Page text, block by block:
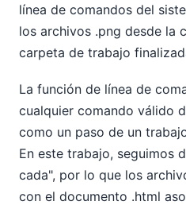
línea de comandos del
los archivos .png desde la
carpeta de trabajo
La función de línea de
cualquier comando válido
como un paso de un
En este trabajo, seguimos
cada", por lo que los
con el documento .html